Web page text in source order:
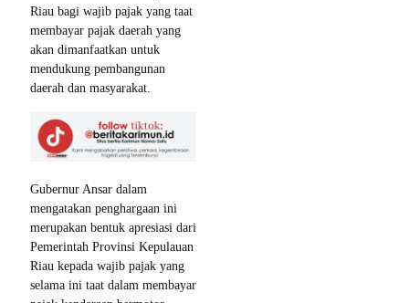
Riau bagi wajib pajak yang taat
membayar pajak daerah yang
akan dimanfaatkan untuk
mendukung pembangunan
daerah dan masyarakat.
Gubernur Ansar dalam
mengatakan penghargaan ini
merupakan bentuk apresiasi dari
Pemerintah Provinsi Kepulauan
Riau kepada wajib pajak yang
selama ini taat dalam membayar